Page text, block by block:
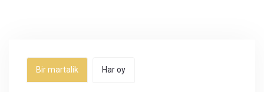
Bir martalik Har oy